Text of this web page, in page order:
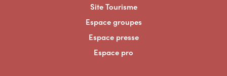
Site Tourisme
Espace groupes
Espace presse
Espace pro